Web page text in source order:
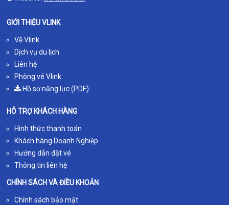
GIỚI THIỆU VLINK
Về Vlink
Dịch vụ du lịch
Liên hệ
Phòng vé Vlink
Hồ sơ năng lực (PDF)
HỖ TRỢ KHÁCH HÀNG
Hình thức thanh toán
Khách hàng Doanh Nghiệp
Hướng dẫn đặt vé
Thông tin liên hệ
CHÍNH SÁCH VÀ ĐIỀU KHOẢN
Chính sách bảo mật